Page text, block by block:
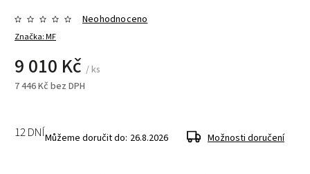
Značka:MF
Neohodnoceno
9 010 Kč / ks
7 446 Kč bez DPH
12 DNÍMůžeme doručit do: 26.8.2026 Možnosti doručení